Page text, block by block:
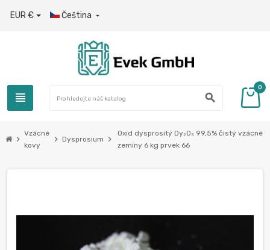
EUR € Čeština 
view_headline search
0
chevron_right
Vzácné
kovy
chevron_right Dysprosium chevron_right
Oxid dysprositý Dy₂O₃ 99,5% čistý vzácné
zeminy 6 kg prvek 66